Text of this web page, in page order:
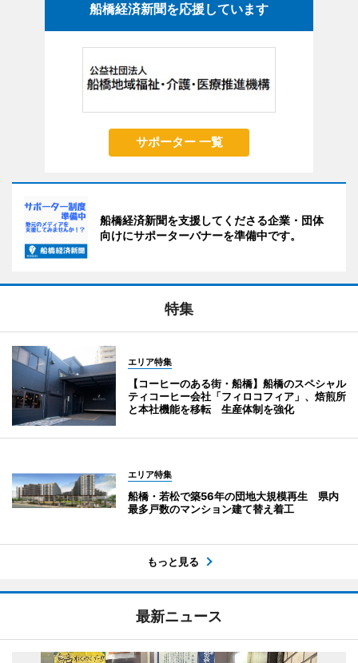
船橋経済新聞を応援しています
サポーター 一覧
船橋経済新聞を支援してくださる企業・団体
向けにサポーターバナーを準備中です。
特集
エリア特集
【コーヒーのある街・船橋】船橋のスペシャル
ティコーヒー会社「フィロコフィア」、焙煎所
と本社機能を移転 生産体制を強化
エリア特集
船橋・若松で築56年の団地大規模再生 県内
最多戸数のマンション建て替え着工
もっと見る
最新ニュース